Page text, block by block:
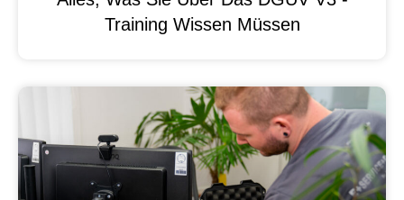
Training Wissen Müssen